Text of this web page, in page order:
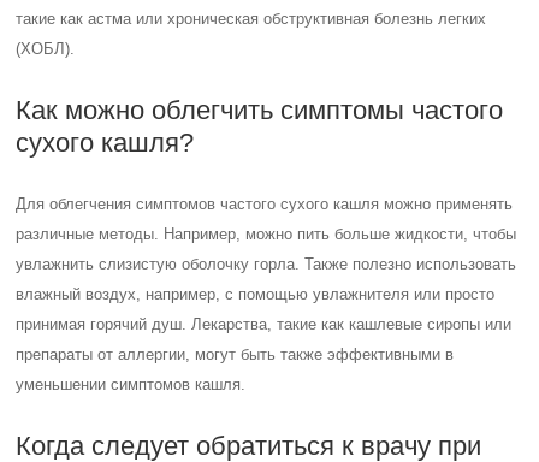
такие как астма или хроническая обструктивная болезнь легких
(ХОБЛ).
Как можно облегчить симптомы частого
сухого кашля?
Для облегчения симптомов частого сухого кашля можно применять
различные методы. Например, можно пить больше жидкости, чтобы
увлажнить слизистую оболочку горла. Также полезно использовать
влажный воздух, например, с помощью увлажнителя или просто
принимая горячий душ. Лекарства, такие как кашлевые сиропы или
препараты от аллергии, могут быть также эффективными в
уменьшении симптомов кашля.
Когда следует обратиться к врачу при